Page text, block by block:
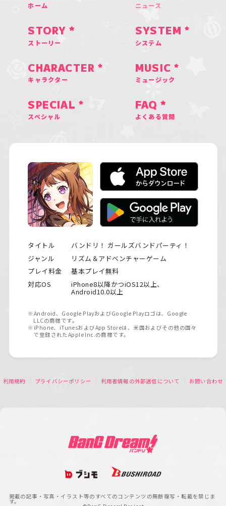
ホーム ニュース
STORY
ストーリー
SYSTEM
システム
CHARACTER
キャラクター
MUSIC
ミュージック
SPECIAL
スペシャル
FAQ
よくある質問
タイトル
バンドリ！ ガールズバンドパーティ！
ジャンル
リズム＆アドベンチャーゲーム
プレイ料金
基本プレイ無料
対応OS
iPhone8以降かつiOS12以上、
Android10.0以上
※Android、Google PlayおよびGoogle Playロゴは、Google
LLCの商標です。
※iPhone、iTunesおよびApp Storeは、米国およびその他の国々
で登録されたApple Inc.の商標です。
利用規約 プライバシーポリシー 利用者情報の外部送信について お問い合わせ
掲載の記事・写真・イラスト等のすべてのコンテンツの無断複写・転載を禁じま
す。